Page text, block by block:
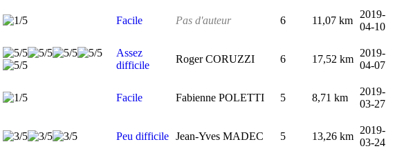
Facile Pas d'auteur 6 11,07 km
2019-
04-10
Assez
difficile
Roger CORUZZI 6 17,52 km
2019-
04-07
Facile Fabienne POLETTI 5 8,71 km
2019-
03-27
Peu difficile Jean-Yves MADEC 5 13,26 km
2019-
03-24